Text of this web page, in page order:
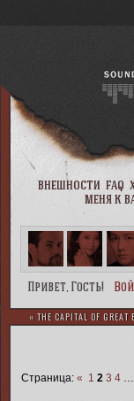
внешности faq
меня к
Привет, Гость!
» THE CAPITAL OF GREAT
Страница: « 1 2 3 4